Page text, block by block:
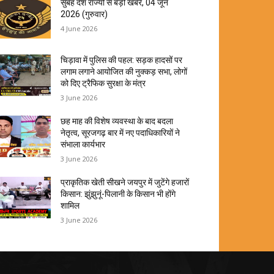
सुबह देश राज्यों से बड़ी खबरें, 04 जून
2026 (गुरुवार)
4 June 2026
चिड़ावा में पुलिस की पहल: सड़क हादसों पर
लगाम लगाने आयोजित की नुक्कड़ सभा, लोगों
को दिए ट्रैफिक सुरक्षा के मंत्र
3 June 2026
छह माह की विशेष व्यवस्था के बाद बदला
नेतृत्व, सूरजगढ़ बार में नए पदाधिकारियों ने
संभाला कार्यभार
3 June 2026
प्राकृतिक खेती सीखने जयपुर में जुटेंगे हजारों
किसान: झुंझुनूं-पिलानी के किसान भी होंगे
शामिल
3 June 2026